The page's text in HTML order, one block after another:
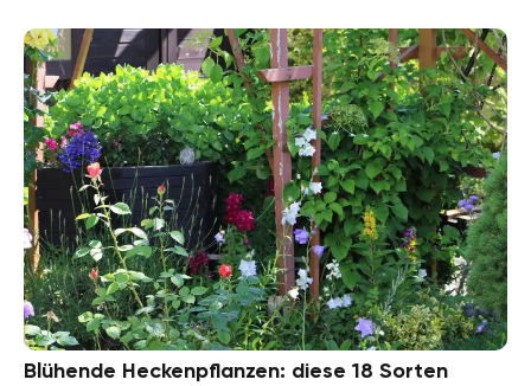
Blühende Heckenpflanzen: diese 18 Sorten